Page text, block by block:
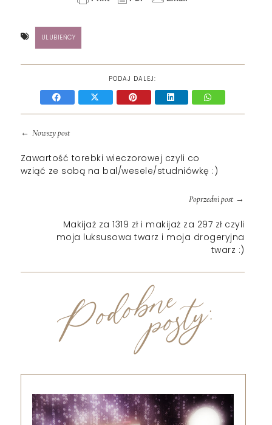
ULUBIEŃCY
PODAJ DALEJ:
← Nowszy post
Zawartość torebki wieczorowej czyli co
wziąć ze sobą na bal/wesele/studniówkę :)
Poprzedni post→
Makijaż za 1319 zł i makijaż za 297 zł czyli
moja luksusowa twarz i moja drogeryjna
twarz :)